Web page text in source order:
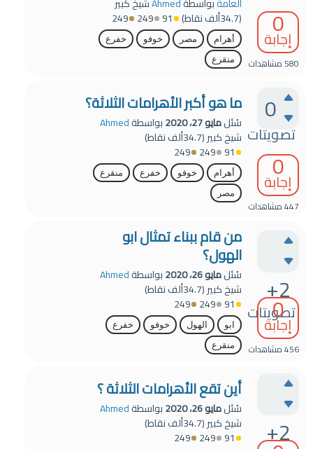
0
إجابة
580مشاهدات
(34.7ألف نقاط) 91
249
249
أهرام مصر خوفو
خفرع
منقرع
0
تصويتات
0
إجابة
447مشاهدات
ما هو أكبر الأهرامات الثلاثة؟
سُئلمايو 27، 2020 بواسطةAhmed
شيخ كبير(34.7ألف
نقاط)
91
249
249
أهرام خوفو خفرع
منقرع
مصر
+2
تصويتات
0
إجابة
456مشاهدات
من قام ببناء تمثال ابو
الهول؟
سُئلمايو 26، 2020 بواسطةAhmed
شيخ كبير(34.7ألف
نقاط)
91
249
249
ابو الهول خوفو
خفرع
منقرع
+2
أين تقع الأهرامات الثلاثة ؟
سُئلمايو 26، 2020 بواسطةAhmed
شيخ كبير(34.7ألف
نقاط)
91
249
249